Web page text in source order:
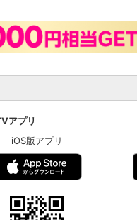
アプリ
iOS版アプリ